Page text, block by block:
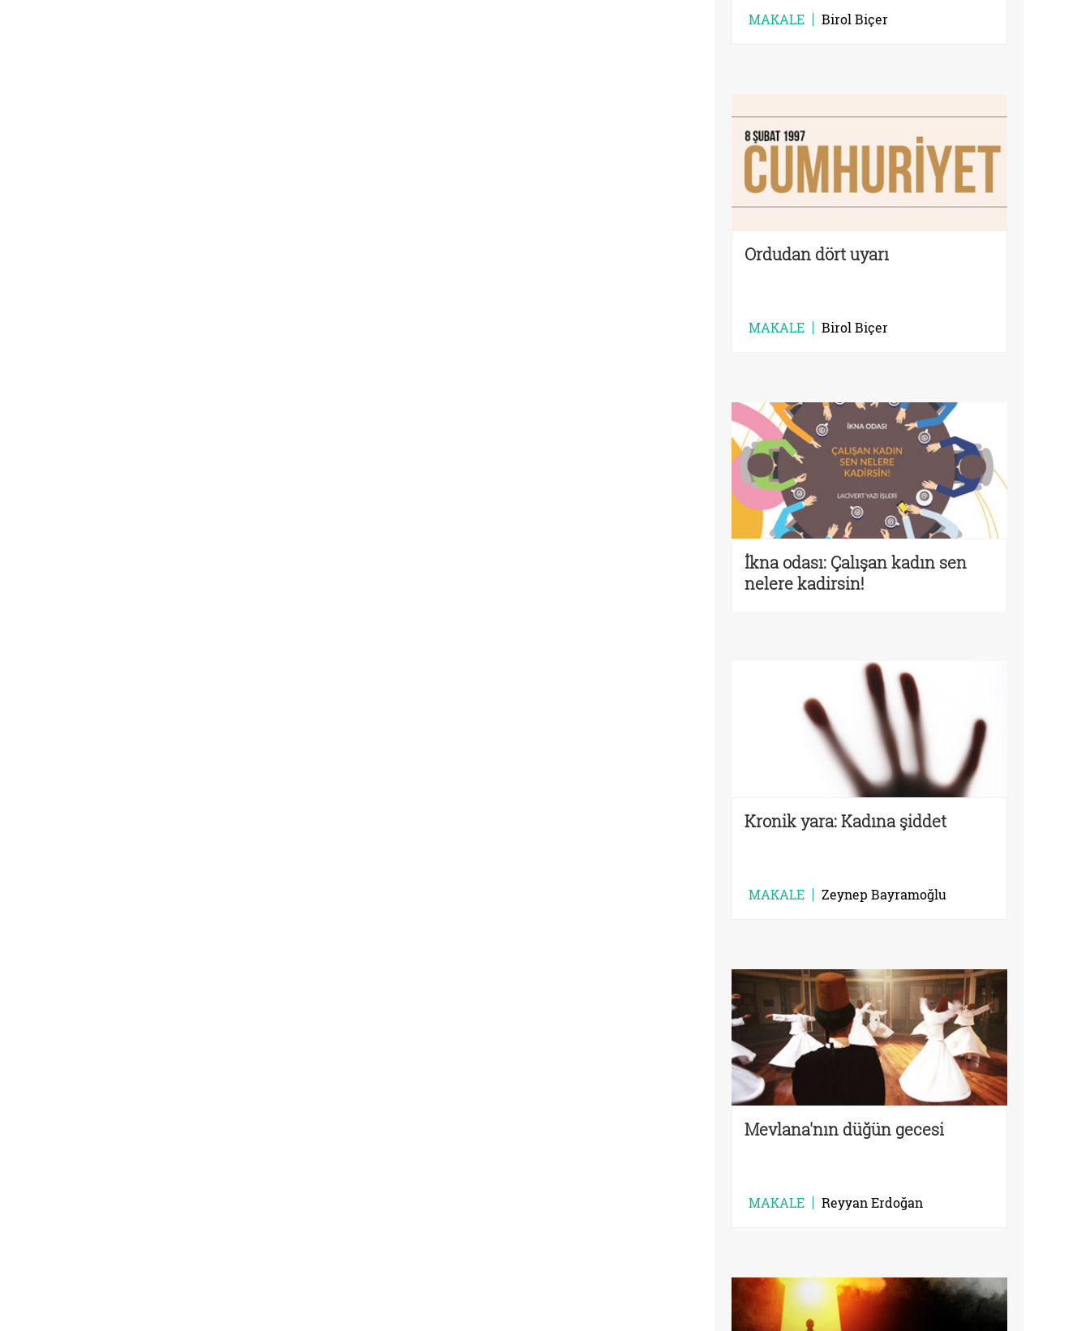
MAKALE Birol Biçer
Ordudan dört uyarı
MAKALE Birol Biçer
İkna odası: Çalışan kadın sen
nelere kadirsin!
Kronik yara: Kadına şiddet
MAKALE Zeynep Bayramoğlu
Mevlana'nın düğün gecesi
MAKALE Reyyan Erdoğan